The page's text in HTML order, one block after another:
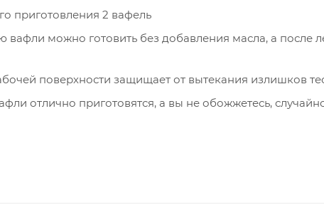
приготовления 2 вафель
можно готовить без добавления масла, а после
поверхности защищает от вытекания излишков
отлично приготовятся, а вы не обожжетесь,